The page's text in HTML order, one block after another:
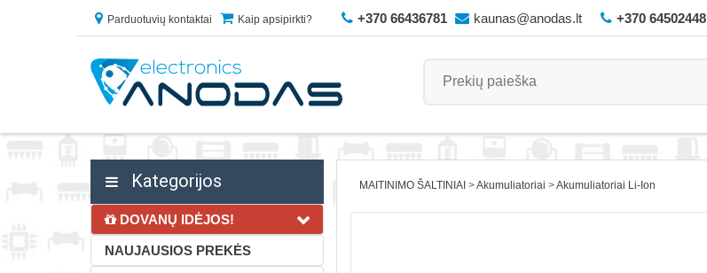
Parduotuvių kontaktai Kaip apsipirkti? +370 66436781 kaunas@anodas.lt +370 64502448
Kategorijos
DOVANŲ IDĖJOS!
NAUJAUSIOS PREKĖS
MAITINIMO ŠALTINIAI Akumuliatoriai Akumuliatoriai Li-Ion